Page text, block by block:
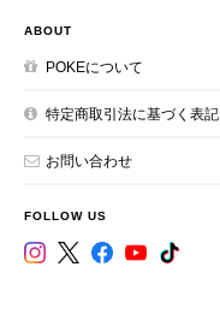
ABOUT
POKEについて
特定商取引法に基づく表記
お問い合わせ
FOLLOW US